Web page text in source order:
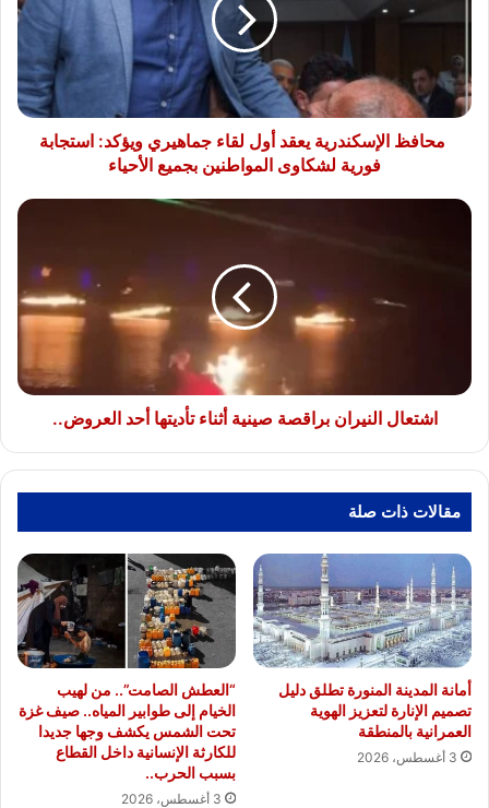
لقاء
ويؤكد:
استجابة
فورية
لشكاوى
الأحياء
محافظ الإسكندرية يعقد أول لقاء جماهيري ويؤكد: استجابة
فورية لشكاوى المواطنين بجميع الأحياء
اشتعال
اشتعال النيران براقصة صينية أثناء تأديتها أحد العروض..
مقالات ذات صلة
أمانة المدينة المنورة تطلق دليل
تصميم الإنارة لتعزيز الهوية
العمرانية بالمنطقة
3 أغسطس، 2026
“العطش الصامت”.. من لهيب
الخيام إلى طوابير المياه.. صيف غزة
تحت الشمس يكشف وجها جديدا
للكارثة الإنسانية داخل القطاع
بسبب الحرب..
3 أغسطس، 2026